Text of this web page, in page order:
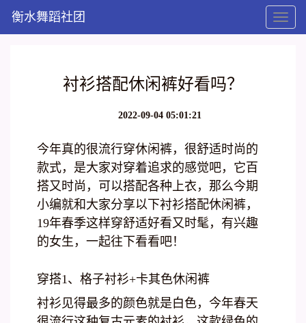
Toggle
衡水舞蹈社团
衬衫搭配休闲裤好看吗？
2022-09-04 05:01:21
今年真的很流行穿休闲裤，很舒适时尚的
款式，是大家对穿着追求的感觉吧，它百
搭又时尚，可以搭配各种上衣，那么今期
小编就和大家分享以下衬衫搭配休闲裤，
19年春季这样穿舒适好看又时髦，有兴趣
的女生，一起往下看看吧！
穿搭1、格子衬衫+卡其色休闲裤
衬衫见得最多的颜色就是白色，今年春天